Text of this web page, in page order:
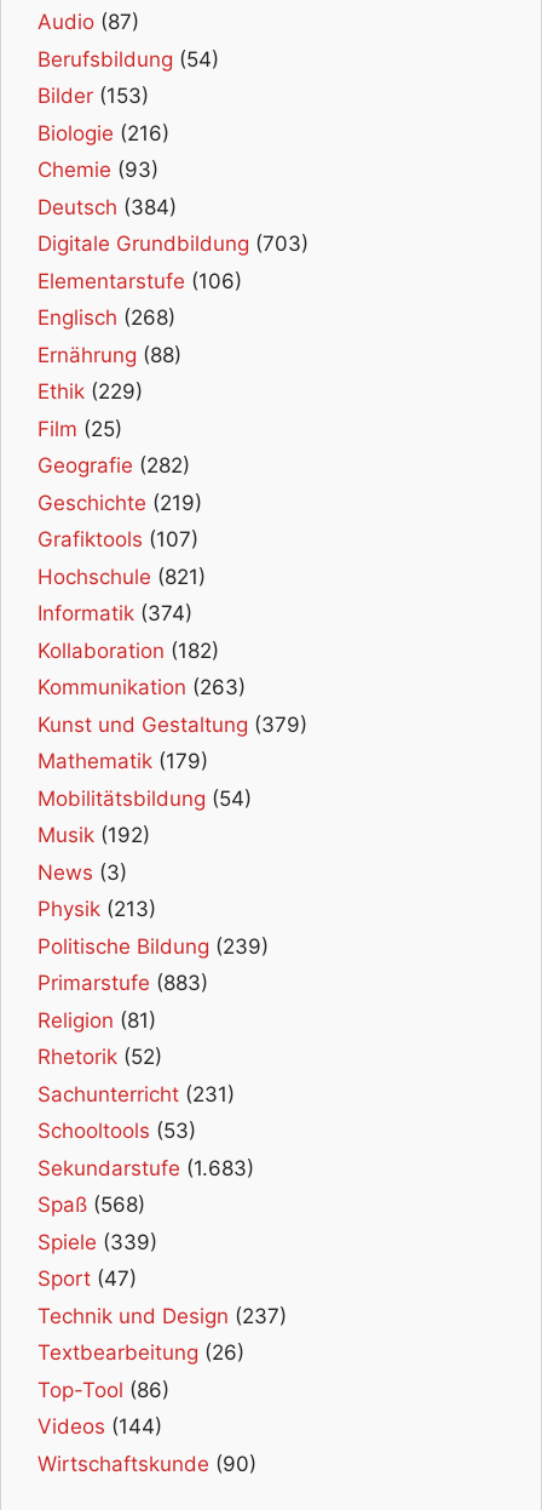
Audio (87)
Berufsbildung (54)
Bilder (153)
Biologie (216)
Chemie (93)
Deutsch (384)
Digitale Grundbildung (703)
Elementarstufe (106)
Englisch (268)
Ernährung (88)
Ethik (229)
Film (25)
Geografie (282)
Geschichte (219)
Grafiktools (107)
Hochschule (821)
Informatik (374)
Kollaboration (182)
Kommunikation (263)
Kunst und Gestaltung (379)
Mathematik (179)
Mobilitätsbildung (54)
Musik (192)
News (3)
Physik (213)
Politische Bildung (239)
Primarstufe (883)
Religion (81)
Rhetorik (52)
Sachunterricht (231)
Schooltools (53)
Sekundarstufe (1.683)
Spaß (568)
Spiele (339)
Sport (47)
Technik und Design (237)
Textbearbeitung (26)
Top-Tool (86)
Videos (144)
Wirtschaftskunde (90)